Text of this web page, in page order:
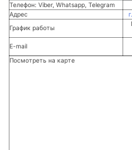
Телефон: Viber, Whatsapp, Telegram
Адрес
График работы
E-mail
Посмотреть на карте